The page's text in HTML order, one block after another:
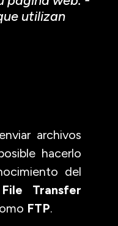
utilizan
archivos
hacerlo
del
File Transfer
FTP.